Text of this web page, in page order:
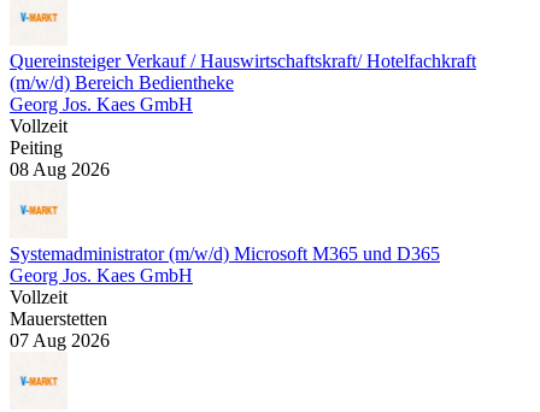
Quereinsteiger Verkauf / Hauswirtschaftskraft/ Hotelfachkraft
(m/w/d) Bereich Bedientheke
Georg Jos. Kaes GmbH
Vollzeit
Peiting
08 Aug 2026
Systemadministrator (m/w/d) Microsoft M365 und D365
Georg Jos. Kaes GmbH
Vollzeit
Mauerstetten
07 Aug 2026